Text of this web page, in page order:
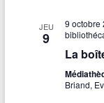
JEU
9
9 octobre
La
Briand,